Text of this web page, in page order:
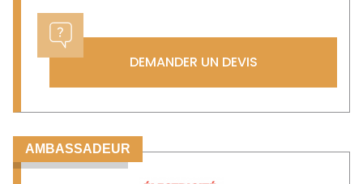
DEMANDER UN DEVIS
AMBASSADEUR